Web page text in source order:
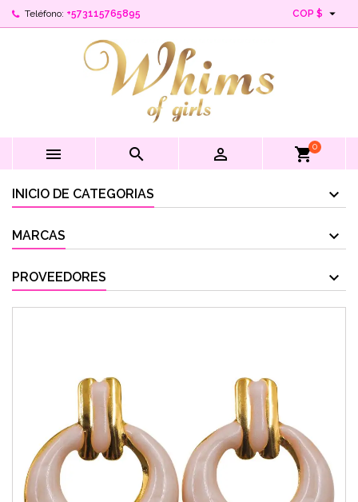
Teléfono: +573115765895 COP $ 
   shopping_cart0
INICIO DE CATEGORIAS
MARCAS
PROVEEDORES